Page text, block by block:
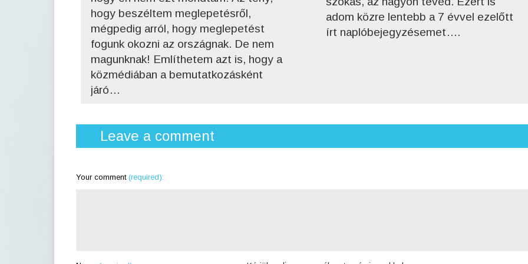
hogy beszéltem meglepetésről,
mégpedig arról, hogy meglepetést
fogunk okozni az országnak. De nem
magunknak! Említhetem azt is, hogy a
közmédiában a bemutatkozásként
járó…
adom közre lentebb a 7 évvel ezelőtt
írt naplóbejegyzésemet….
Leave a comment
Your comment (required):